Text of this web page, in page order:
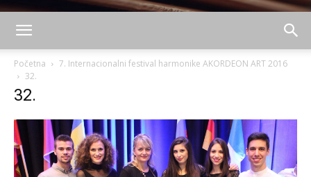
plus
Početna
7. Internacionalni festival harmonike AKORDEON ART 2016
32.
32.